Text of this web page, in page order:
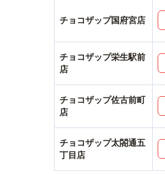
チョコザップ国府宮店
チョコザップ栄生駅前
店
チョコザップ佐古前町
店
チョコザップ太閤通五
丁目店